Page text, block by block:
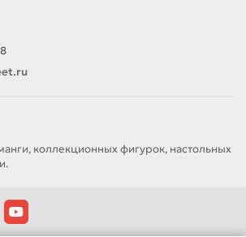
коллекционных фигурок, настольных